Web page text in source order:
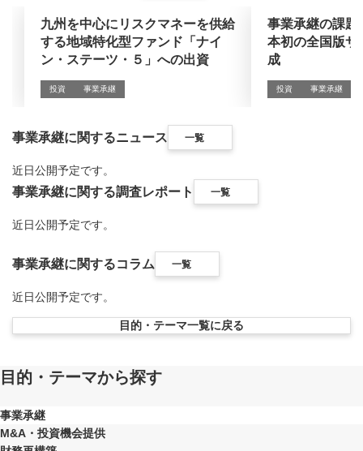
九州を中心にリスクマネーを供給
する地域特化型ファンド「ナイ
ン・ステーツ・５」への出資
投資 事業承継
事業承継の課題
本初の全国版サ
成
投資 事業承継
事業承継に関するニュース 一覧
近日公開予定です。
事業承継に関する調査レポート 一覧
近日公開予定です。
事業承継に関するコラム 一覧
近日公開予定です。
目的・テーマ一覧に戻る
目的・テーマから探す
事業承継
M&A・投資機会提供